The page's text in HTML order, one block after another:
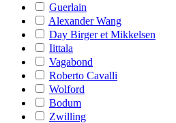
Guerlain
Alexander Wang
Day Birger et Mikkelsen
Iittala
Vagabond
Roberto Cavalli
Wolford
Bodum
Zwilling